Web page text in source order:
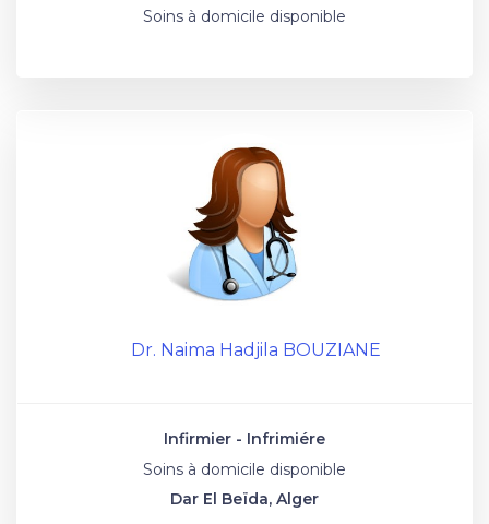
Soins à domicile disponible
Dr. Naima Hadjila BOUZIANE
Infirmier - Infrimiére
Soins à domicile disponible
Dar El Beïda, Alger